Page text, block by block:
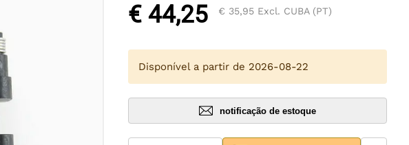
€ 44,25 € 35,95 Excl. CUBA (PT)
Disponível a partir de 2026-08-22
notificação de estoque